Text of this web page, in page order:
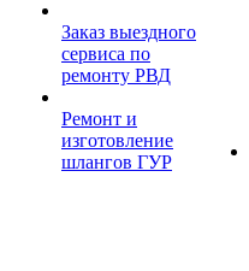
Заказ выездного
сервиса по
ремонту РВД
Ремонт и
изготовление
шлангов ГУР